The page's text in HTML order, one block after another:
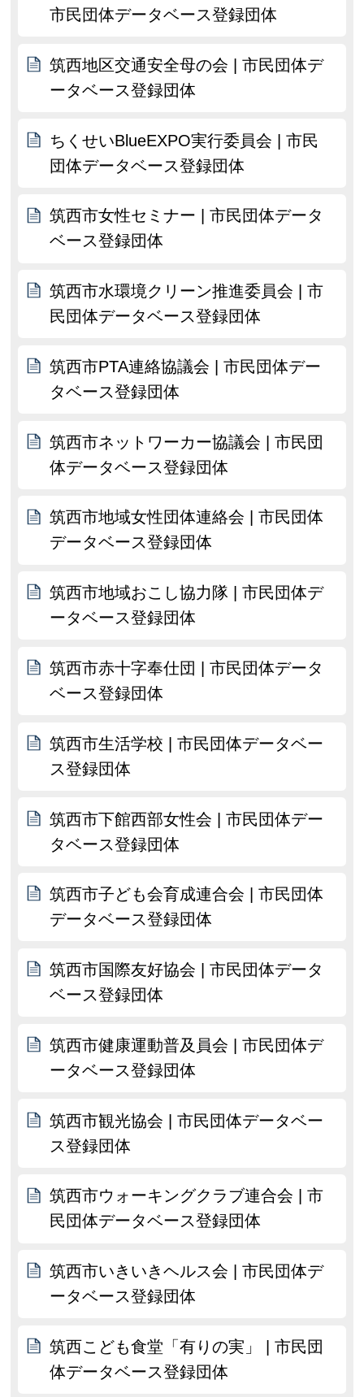
市民団体データベース登録団体
筑西地区交通安全母の会 | 市民団体デ
ータベース登録団体
ちくせいBlueEXPO実行委員会 | 市民
団体データベース登録団体
筑西市女性セミナー | 市民団体データ
ベース登録団体
筑西市水環境クリーン推進委員会 | 市
民団体データベース登録団体
筑西市PTA連絡協議会 | 市民団体デー
タベース登録団体
筑西市ネットワーカー協議会 | 市民団
体データベース登録団体
筑西市地域女性団体連絡会 | 市民団体
データベース登録団体
筑西市地域おこし協力隊 | 市民団体デ
ータベース登録団体
筑西市赤十字奉仕団 | 市民団体データ
ベース登録団体
筑西市生活学校 | 市民団体データベー
ス登録団体
筑西市下館西部女性会 | 市民団体デー
タベース登録団体
筑西市子ども会育成連合会 | 市民団体
データベース登録団体
筑西市国際友好協会 | 市民団体データ
ベース登録団体
筑西市健康運動普及員会 | 市民団体デ
ータベース登録団体
筑西市観光協会 | 市民団体データベー
ス登録団体
筑西市ウォーキングクラブ連合会 | 市
民団体データベース登録団体
筑西市いきいきヘルス会 | 市民団体デ
ータベース登録団体
筑西こども食堂「有りの実」 | 市民団
体データベース登録団体